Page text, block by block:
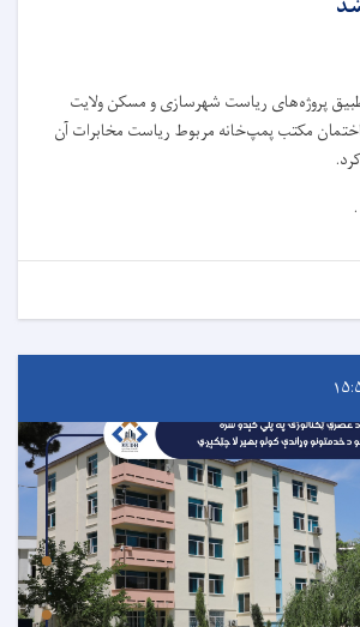
پروژه‌های ریاست شهرسازی و مسکن ولایت
مکتب پمپ‌خانه مربوط ریاست مخابرات آن